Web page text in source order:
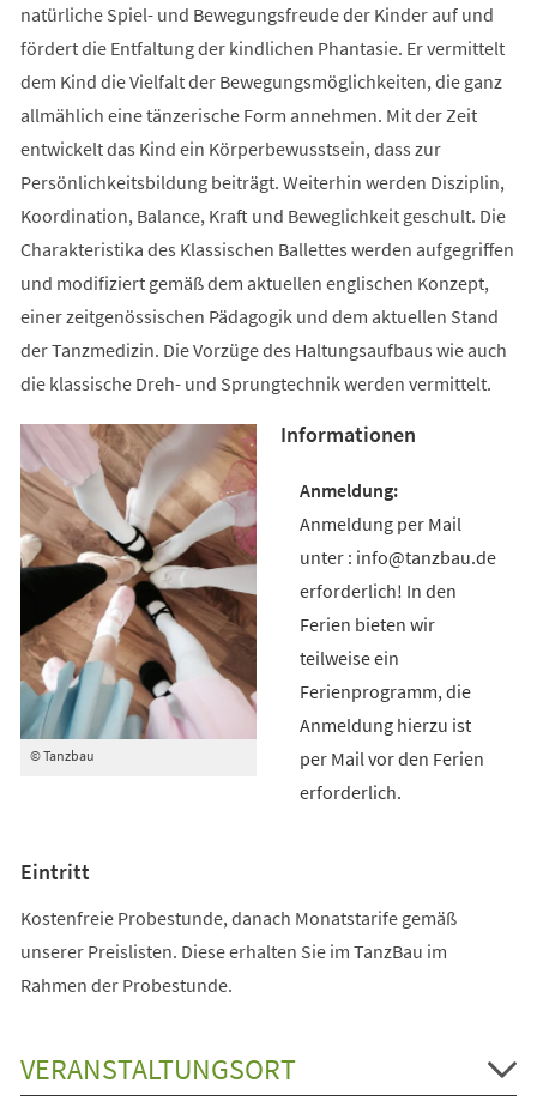
natürliche Spiel- und Bewegungsfreude der Kinder auf und
fördert die Entfaltung der kindlichen Phantasie. Er vermittelt
dem Kind die Vielfalt der Bewegungsmöglichkeiten, die ganz
allmählich eine tänzerische Form annehmen. Mit der Zeit
entwickelt das Kind ein Körperbewusstsein, dass zur
Persönlichkeitsbildung beiträgt. Weiterhin werden Disziplin,
Koordination, Balance, Kraft und Beweglichkeit geschult. Die
Charakteristika des Klassischen Ballettes werden aufgegriffen
und modifiziert gemäß dem aktuellen englischen Konzept,
einer zeitgenössischen Pädagogik und dem aktuellen Stand
der Tanzmedizin. Die Vorzüge des Haltungsaufbaus wie auch
die klassische Dreh- und Sprungtechnik werden vermittelt.
© Tanzbau
Informationen
Anmeldung per Mail
unter : info@tanzbau.de
erforderlich! In den
Ferien bieten wir
teilweise ein
Ferienprogramm, die
Anmeldung hierzu ist
per Mail vor den Ferien
erforderlich.
Eintritt
Kostenfreie Probestunde, danach Monatstarife gemäß
unserer Preislisten. Diese erhalten Sie im TanzBau im
Rahmen der Probestunde.
VERANSTALTUNGSORT